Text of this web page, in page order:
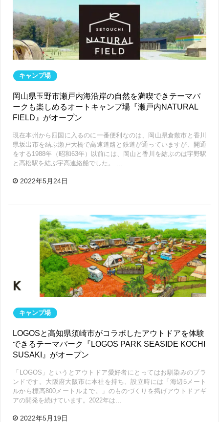
キャンプ場
岡山県玉野市瀬戸内海沿岸の自然を満喫できテーマパ
ークも楽しめるオートキャンプ場『瀬戸内NATURAL
FIELD』がオープン
現在本州から四国に入るのに一番便利なのは、岡山県倉敷市と香川
県坂出市を結ぶ瀬戸大橋で高速道路と鉄道が通っていますが、開通
をする1988年（昭和63年）以前には、岡山と香川を結ぶのは宇野駅
と高松駅を結ぶ宇高連絡船でした。 …
2022年5月24日
キャンプ場
LOGOSと高知県須崎市がコラボしたアウトドアを体験
できるテーマパーク『LOGOS PARK SEASIDE KOCHI
SUSAKI』がオープン
「LOGOS」というとアウトドア愛好者にとってはお馴染みのブラ
ンドです。大阪府大阪市に本社を持ち、設立時には「海辺5メート
ルから標高800メートルまで。」のものづくりを掲げアウトドアギ
アの開発を続けています。2022年は…
2022年5月19日